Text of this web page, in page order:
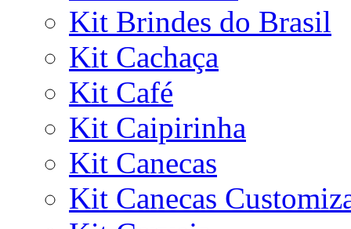
Kit Brindes do Brasil
Kit Cachaça
Kit Café
Kit Caipirinha
Kit Canecas
Kit Canecas